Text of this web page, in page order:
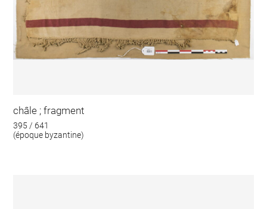
châle ; fragment
395 / 641
(époque byzantine)